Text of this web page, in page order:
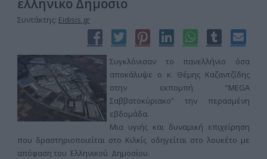
Συντάκτης: Eidisis.gr
Συγκλόνισαν το πανελλήνιο όσα
αποκάλυψε ο κ. Θέμης Καζαντζίδης
στην εκπομπή “MEGA
Σαββατοκύριακο” την περασμένη
εβδομάδα.
Μια υγιής και δυναμική επιχείρηση
που δραστηριοποιείται στο Κιλκίς οδηγείται στο λουκέτο με
απόφαση του Ελληνικού Δημοσίου.